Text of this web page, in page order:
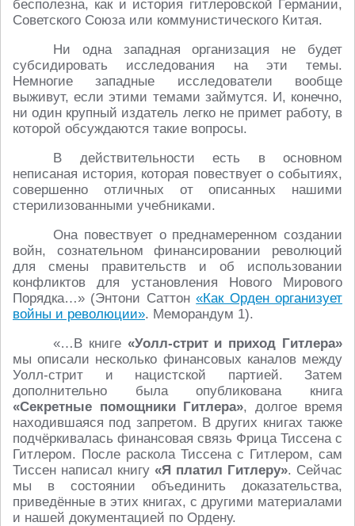
бесполезна, как и история гитлеровской Германии,
Советского Союза или коммунистического Китая.
Ни одна западная организация не будет
субсидировать исследования на эти темы.
Немногие западные исследователи вообще
выживут, если этими темами займутся. И, конечно,
ни один крупный издатель легко не примет работу, в
которой обсуждаются такие вопросы.
В действительности есть в основном
неписаная история, которая повествует о событиях,
совершенно отличных от описанных нашими
стерилизованными учебниками.
Она повествует о преднамеренном создании
войн, сознательном финансировании революций
для смены правительств и об использовании
конфликтов для установления Нового Мирового
Порядка…» (Энтони Саттон«Как Орден организует
войны и революции». Меморандум 1).
«…В книге «Уолл-стрит и приход Гитлера»
мы описали несколько финансовых каналов между
Уолл-стрит и нацистской партией. Затем
дополнительно была опубликована книга
«Секретные помощники Гитлера», долгое время
находившаяся под запретом. В других книгах также
подчёркивалась финансовая связь Фрица Тиссена с
Гитлером. После раскола Тиссена с Гитлером, сам
Тиссен написал книгу «Я платил Гитлеру». Сейчас
мы в состоянии объединить доказательства,
приведённые в этих книгах, с другими материалами
и нашей документацией по Ордену.